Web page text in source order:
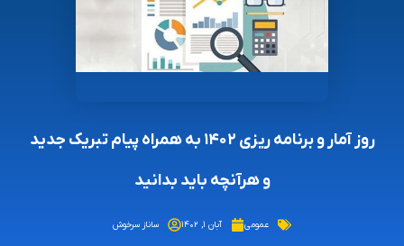
روز آمار و برنامه ریزی ۱۴۰۲ به همراه پیام تبریک جدید
و هرآنچه باید بدانید
عمومی آبان ۱, ۱۴۰۲ ساناز سرخوش